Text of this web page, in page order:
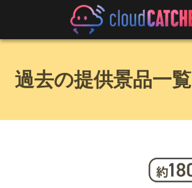
過去の提供景品一覧